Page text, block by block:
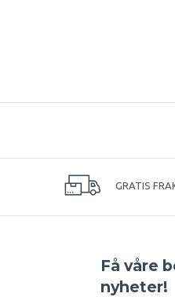
GRATIS
Få våre
nyheter!